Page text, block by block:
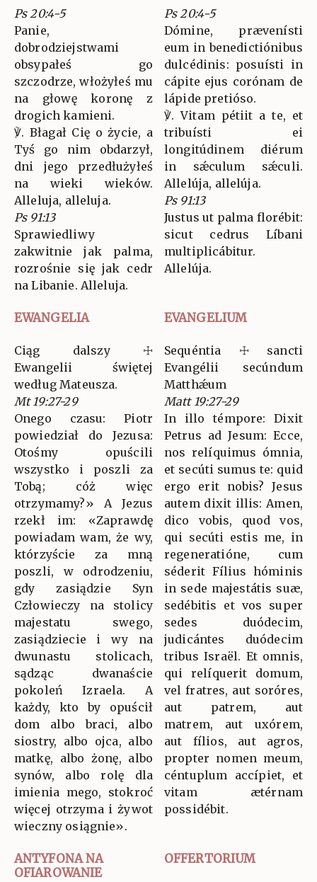
Ps 20:4-5
Panie,
dobrodziejstwami
obsypałeś go
szczodrze, włożyłeś mu
na głowę koronę z
drogich kamieni.
℣. Błagał Cię o życie, a
Tyś go nim obdarzył,
dni jego przedłużyłeś
na wieki wieków.
Alleluja, alleluja.
Ps 91:13
Sprawiedliwy
zakwitnie jak palma,
rozrośnie się jak cedr
na Libanie. Alleluja.
Ps 20:4-5
Dómine, prævenísti
eum in benedictiónibus
dulcédinis: posuísti in
cápite ejus corónam de
lápide pretióso.
℣. Vitam pétiit a te, et
tribuísti ei
longitúdinem diérum
in sǽculum sǽculi.
Allelúja, allelúja.
Ps 91:13
Justus ut palma florébit:
sicut cedrus Líbani
multiplicábitur.
Allelúja.
EWANGELIA EVANGELIUM
Ciąg dalszy ☩
Ewangelii świętej
według Mateusza.
Mt 19:27-29
Onego czasu: Piotr
powiedział do Jezusa:
Otośmy opuścili
wszystko i poszli za
Tobą; cóż więc
otrzymamy?» A Jezus
rzekł im: «Zaprawdę
powiadam wam, że wy,
którzyście za mną
poszli, w odrodzeniu,
gdy zasiądzie Syn
Człowieczy na stolicy
majestatu swego,
zasiądziecie i wy na
dwunastu stolicach,
sądząc dwanaście
pokoleń Izraela. A
każdy, kto by opuścił
dom albo braci, albo
siostry, albo ojca, albo
matkę, albo żonę, albo
synów, albo rolę dla
imienia mego, stokroć
więcej otrzyma i żywot
wieczny osiągnie».
Sequéntia ☩ sancti
Evangélii secúndum
Matthǽum
Matt 19:27-29
In illo témpore: Dixit
Petrus ad Jesum: Ecce,
nos relíquimus ómnia,
et secúti sumus te: quid
ergo erit nobis? Jesus
autem dixit illis: Amen,
dico vobis, quod vos,
qui secúti estis me, in
regeneratióne, cum
séderit Fílius hóminis
in sede majestátis suæ,
sedébitis et vos super
sedes duódecim,
judicántes duódecim
tribus Israël. Et omnis,
qui relíquerit domum,
vel fratres, aut soróres,
aut patrem, aut
matrem, aut uxórem,
aut fílios, aut agros,
propter nomen meum,
céntuplum accípiet, et
vitam ætérnam
possidébit.
ANTYFONA NA
OFIAROWANIE
OFFERTORIUM